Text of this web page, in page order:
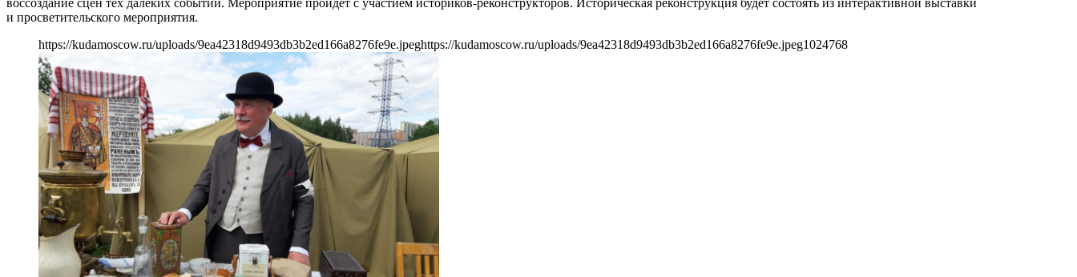
воссоздание сцен тех далеких событий. Мероприятие пройдет с участием историков-реконструкторов. Историческая реконструкция будет состоять из интерактивной выставки
и просветительского мероприятия.
https://kudamoscow.ru/uploads/9ea42318d9493db3b2ed166a8276fe9e.jpeghttps://kudamoscow.ru/uploads/9ea42318d9493db3b2ed166a8276fe9e.jpeg1024768